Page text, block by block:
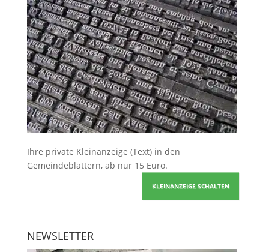
Ihre private Kleinanzeige (Text) in den
Gemeindeblättern, ab nur 15 Euro.
KLEINANZEIGE SCHALTEN
NEWSLETTER